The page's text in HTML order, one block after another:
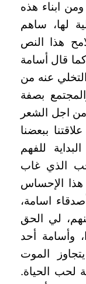
ابناء هذه
لها، ساهم
هذا النص
كما قال أسامة
عنه من
بصفة
اجل الشعر
ببعضنا
للفهم
الذي غاب
هذا الإحساس
اسامة،
لي الحق
وأسامة أحد
الموت
لحب الحياة.